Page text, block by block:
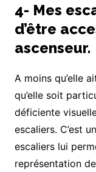
4- Mes
d’être
ascenseur.
A moins qu’elle
qu’elle soit
déficiente
escaliers. C’est
escaliers lui
représentation